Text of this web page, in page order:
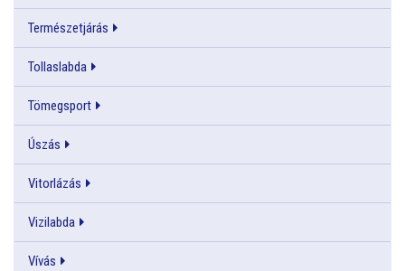
Természetjárás
Tollaslabda
Tömegsport
Úszás
Vitorlázás
Vizilabda
Vívás